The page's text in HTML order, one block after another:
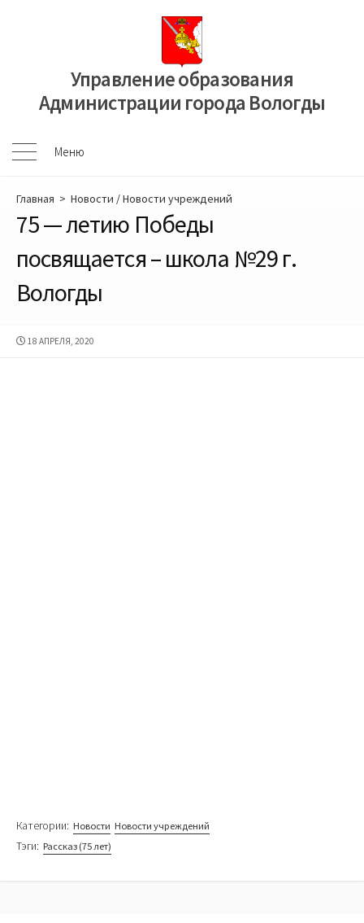
Управление образования
Администрации города Вологды
Меню
Меню
Главная > Новости /Новости учреждений
75 — летию Победы
посвящается – школа №29 г.
Вологды
ДАТА
18 АПРЕЛЯ, 2020
Категории: Новости Новости учреждений
Тэги: Рассказ (75 лет)